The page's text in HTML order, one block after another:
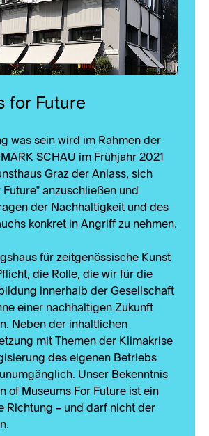
for Future
was sein wird im Rahmen der
SCHAU im Frühjahr 2021
Graz der Anlass, sich
Future" anzuschließen und
der Nachhaltigkeit und des
konkret in Angriff zu nehmen.
für zeitgenössische Kunst
die Rolle, die wir für die
innerhalb der Gesellschaft
einer nachhaltigen Zukunft
Neben der inhaltlichen
mit Themen der Klimakrise
des eigenen Betriebs
Unser Bekenntnis
of Museums For Future ist ein
Richtung – und darf nicht der